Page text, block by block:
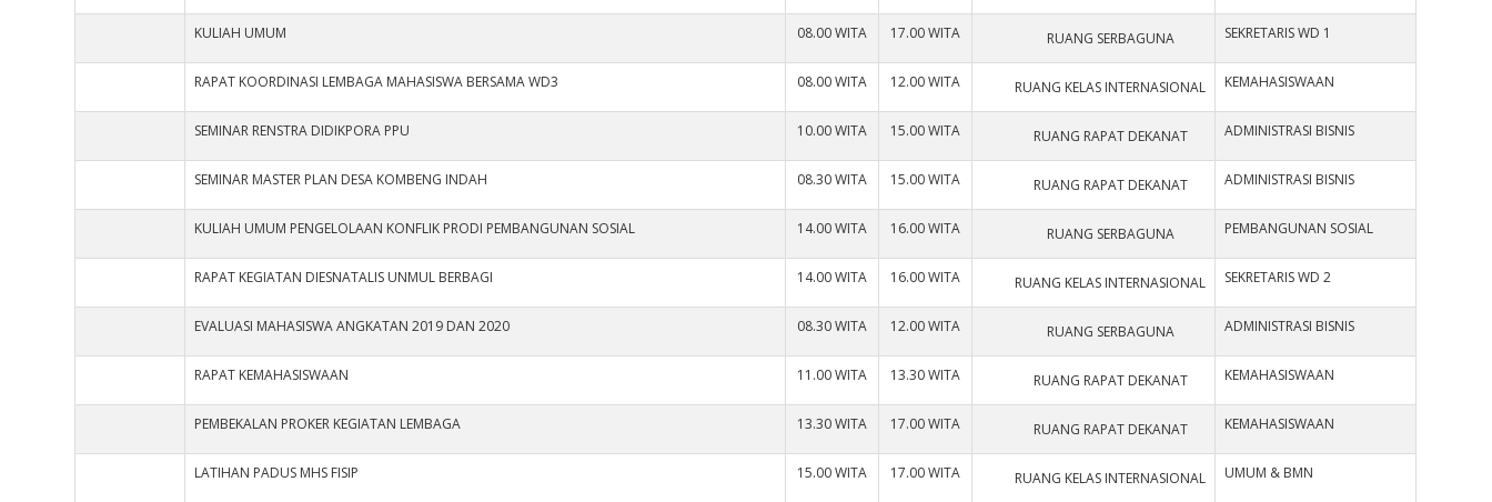
KULIAH UMUM 08.00 WITA 17.00 WITA RUANG SERBAGUNA SEKRETARIS WD 1
RAPAT KOORDINASI LEMBAGA MAHASISWA BERSAMA WD3 08.00 WITA 12.00 WITA RUANG KELAS INTERNASIONAL KEMAHASISWAAN
SEMINAR RENSTRA DIDIKPORA PPU 10.00 WITA 15.00 WITA RUANG RAPAT DEKANAT ADMINISTRASI BISNIS
SEMINAR MASTER PLAN DESA KOMBENG INDAH 08.30 WITA 15.00 WITA RUANG RAPAT DEKANAT ADMINISTRASI BISNIS
KULIAH UMUM PENGELOLAAN KONFLIK PRODI PEMBANGUNAN SOSIAL 14.00 WITA 16.00 WITA RUANG SERBAGUNA PEMBANGUNAN SOSIAL
RAPAT KEGIATAN DIESNATALIS UNMUL BERBAGI 14.00 WITA 16.00 WITA RUANG KELAS INTERNASIONAL SEKRETARIS WD 2
EVALUASI MAHASISWA ANGKATAN 2019 DAN 2020 08.30 WITA 12.00 WITA RUANG SERBAGUNA ADMINISTRASI BISNIS
RAPAT KEMAHASISWAAN 11.00 WITA 13.30 WITA RUANG RAPAT DEKANAT KEMAHASISWAAN
PEMBEKALAN PROKER KEGIATAN LEMBAGA 13.30 WITA 17.00 WITA RUANG RAPAT DEKANAT KEMAHASISWAAN
LATIHAN PADUS MHS FISIP 15.00 WITA 17.00 WITA RUANG KELAS INTERNASIONAL UMUM & BMN